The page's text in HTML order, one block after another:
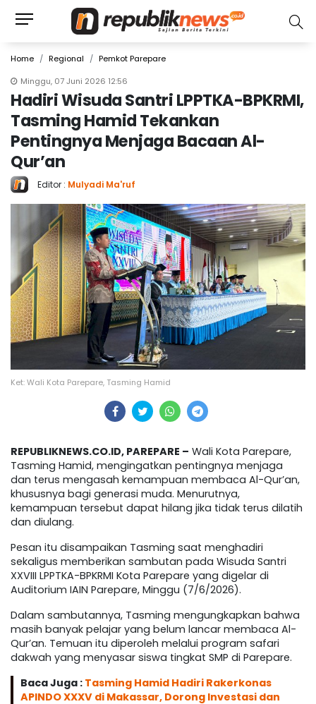
Home Regional
Pemkot Parepare
Minggu, 07 Juni 2026 12:56
Hadiri Wisuda Santri LPPTKA-BPKRMI,
Tasming Hamid Tekankan
Pentingnya Menjaga Bacaan Al-
Qur’an
Editor : Mulyadi Ma'ruf
Ket: Wali Kota Parepare, Tasming Hamid
REPUBLIKNEWS.CO.ID, PAREPARE – Wali Kota Parepare,
Tasming Hamid, mengingatkan pentingnya menjaga
dan terus mengasah kemampuan membaca Al-Qur’an,
khususnya bagi generasi muda. Menurutnya,
kemampuan tersebut dapat hilang jika tidak terus dilatih
dan diulang.
Pesan itu disampaikan Tasming saat menghadiri
sekaligus memberikan sambutan pada Wisuda Santri
XXVIII LPPTKA-BPKRMI Kota Parepare yang digelar di
Auditorium IAIN Parepare, Minggu (7/6/2026).
Dalam sambutannya, Tasming mengungkapkan bahwa
masih banyak pelajar yang belum lancar membaca Al-
Qur’an. Temuan itu diperoleh melalui program safari
dakwah yang menyasar siswa tingkat SMP di Parepare.
Baca Juga : Tasming Hamid Hadiri Rakerkonas
APINDO XXXV di Makassar, Dorong Investasi dan